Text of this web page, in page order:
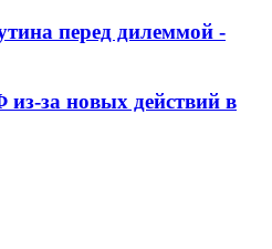
перед дилеммой -
за новых действий в